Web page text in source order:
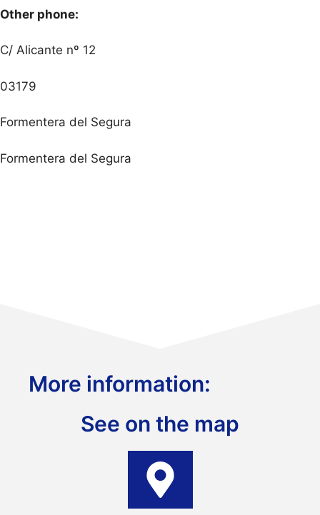
Other phone:
C/ Alicante nº 12
03179
Formentera del Segura
Formentera del Segura
More information:
See on the map